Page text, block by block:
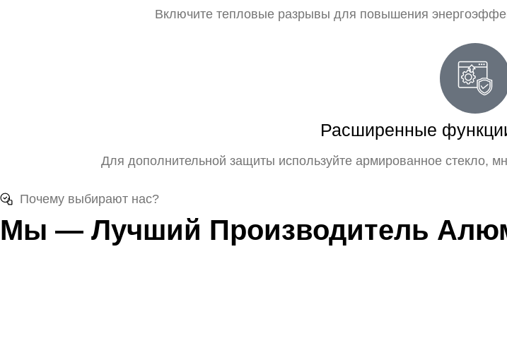
Включите тепловые разрывы для повышения
Расширенные
Для дополнительной защиты используйте армированное стекло,
Почему выбирают нас?
Мы — Лучший Производитель